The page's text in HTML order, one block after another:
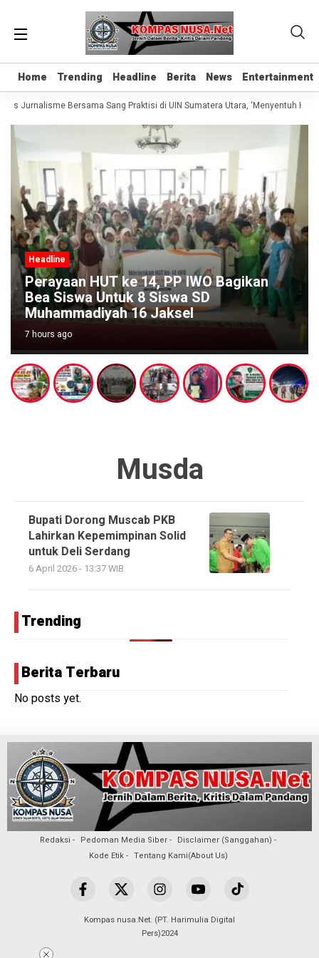
Home Trending Headline Berita News Entertainment
Home Trending Headline Berita News Entertainment
Jurnalisme Bersama Sang Praktisi di UIN Sumatera Utara, ‘Menyentuh Hati
Headline
Perayaan HUT ke 14, PP IWO Bagikan
Bea Siswa Untuk 8 Siswa SD
Muhammadiyah 16 Jaksel
7 hours ago
Musda
Bupati Dorong Muscab PKB
Lahirkan Kepemimpinan Solid
untuk Deli Serdang
6 April 2026 - 13:37 WIB
Trending
Berita Terbaru
No posts yet.
Redaksi Pedoman Media Siber
Disclaimer (Sanggahan)
Kode Etik
Tentang Kami(About Us)
Kompas nusa.Net. (PT. Harimulia Digital
Pers)2024